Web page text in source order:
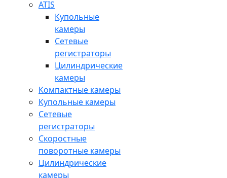
ATIS
Купольные
камеры
Сетевые
регистраторы
Цилиндрические
камеры
Компактные камеры
Купольные камеры
Сетевые
регистраторы
Скоростные
поворотные камеры
Цилиндрические
камеры